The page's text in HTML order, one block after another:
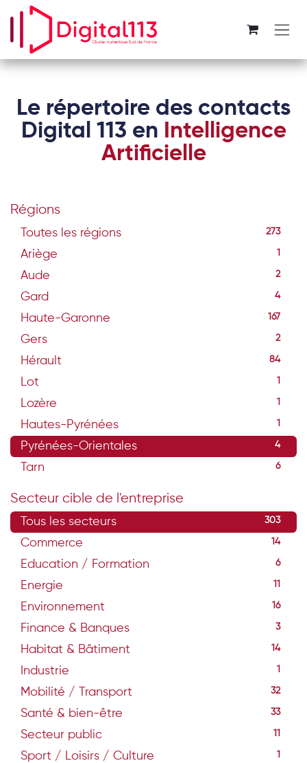
Se rendre au contenu
Le répertoire des contacts
Digital 113 en Intelligence
Artificielle
Régions
Toutes les régions 273
Ariège 1
Aude 2
Gard 4
Haute-Garonne 167
Gers 2
Hérault 84
Lot 1
Lozère 1
Hautes-Pyrénées 1
Pyrénées-Orientales 4
Tarn 6
Secteur cible de l'entreprise
Tous les secteurs 303
Commerce 14
Education / Formation 6
Energie 11
Environnement 16
Finance & Banques 3
Habitat & Bâtiment 14
Industrie 1
Mobilité / Transport 32
Santé & bien-être 33
Secteur public 11
Sport / Loisirs / Culture 1